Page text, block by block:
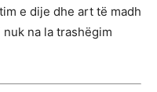
e dije dhe art të madh
na la trashëgim